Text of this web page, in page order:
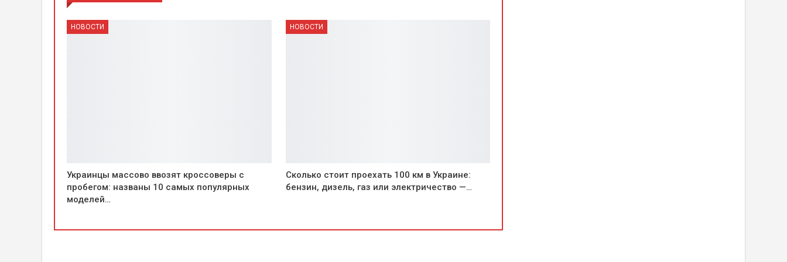
НОВОСТИ
Украинцы массово ввозят кроссоверы с
пробегом: названы 10 самых популярных
моделей…
НОВОСТИ
Сколько стоит проехать 100 км в Украине:
бензин, дизель, газ или электричество —…